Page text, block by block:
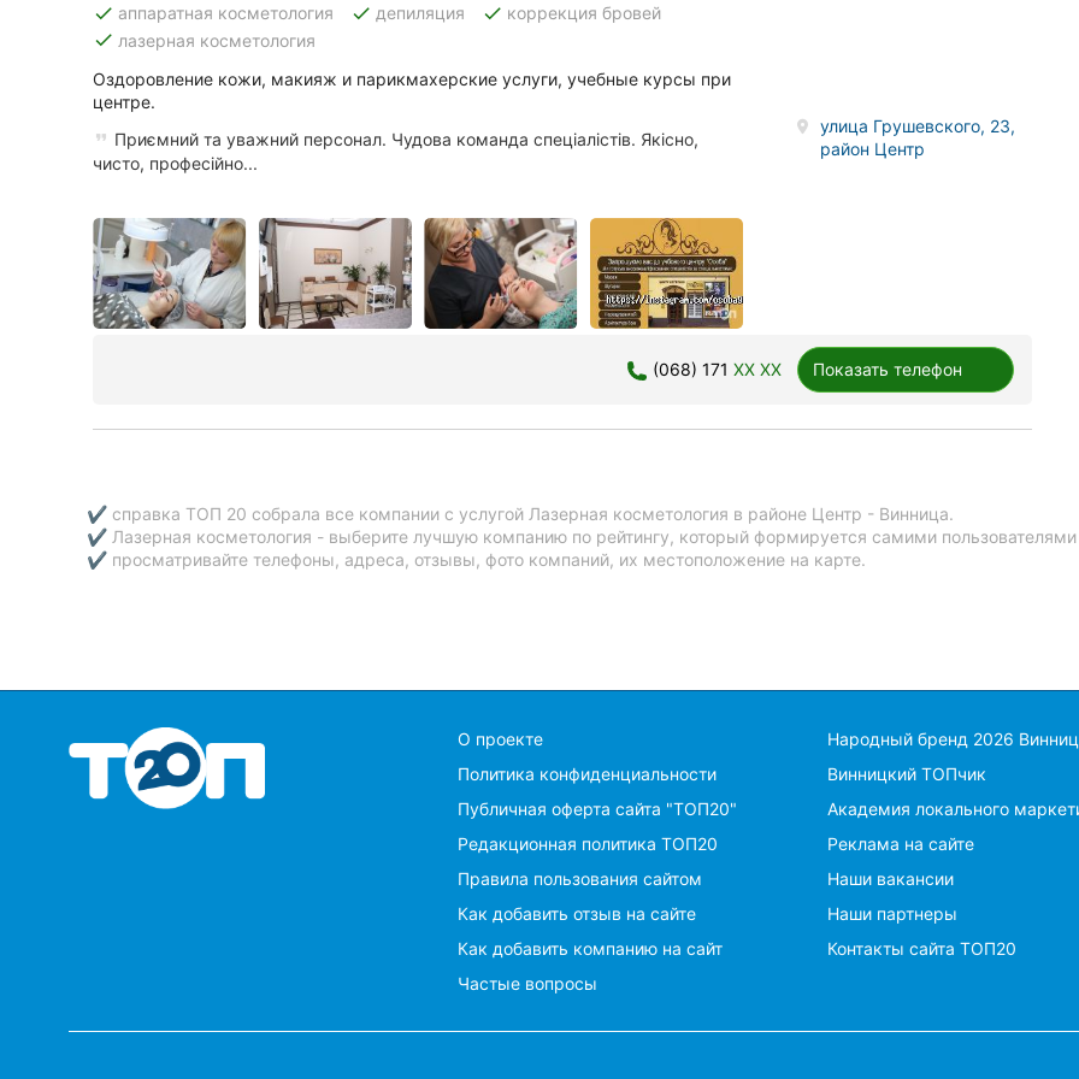
done аппаратная косметология done депиляция done коррекция бровей
done лазерная косметология
Оздоровление кожи, макияж и парикмахерские услуги, учебные курсы при
центре.
Приємний та уважний персонал. Чудова команда спеціалістів. Якісно,
чисто, професійно...
улица Грушевского, 23,
район Центр
(068) 171 XX XX Показать телефон
✔ справка ТОП 20 собрала все компании с услугой Лазерная косметология в районе Центр - Винница.
✔ Лазерная косметология - выберите лучшую компанию по рейтингу, который формируется самими
✔ просматривайте телефоны, адреса, отзывы, фото компаний, их местоположение на карте.
O проекте
Политика конфиденциальности
Публичная оферта сайта "ТОП20"
Редакционная политика ТОП20
Правила пользования сайтом
Как добавить отзыв на сайте
Как добавить компанию на сайт
Частые вопросы
Народный бренд 2026
Винницкий ТОПчик
Академия локального
Реклама на сайте
Наши вакансии
Наши партнеры
Контакты сайта ТОП20